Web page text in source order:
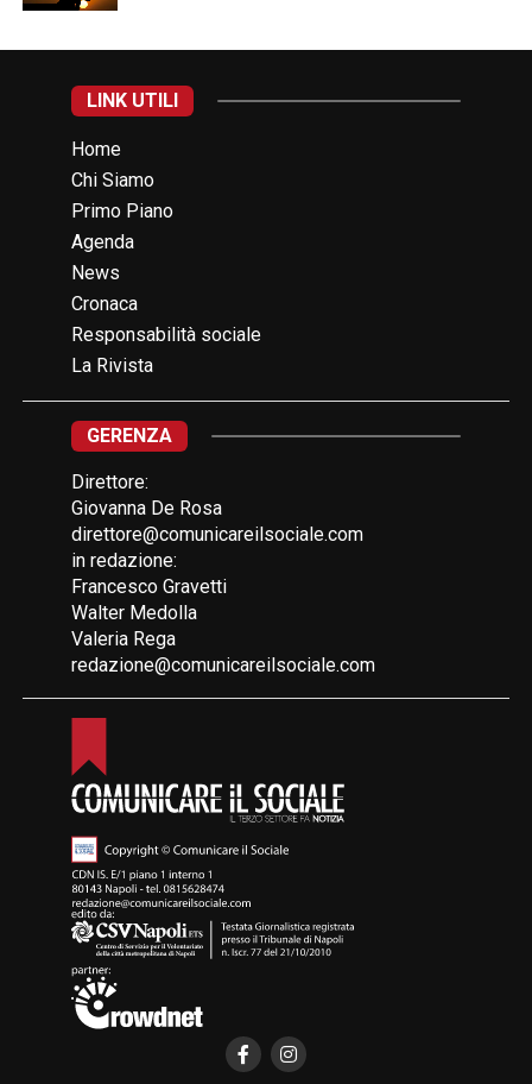
LINK UTILI
Home
Chi Siamo
Primo Piano
Agenda
News
Cronaca
Responsabilità sociale
La Rivista
GERENZA
Direttore:
Giovanna De Rosa
direttore@comunicareilsociale.com
in redazione:
Francesco Gravetti
Walter Medolla
Valeria Rega
redazione@comunicareilsociale.com